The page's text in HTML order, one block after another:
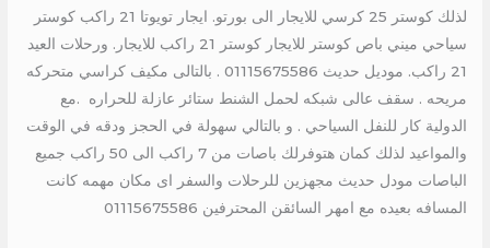
لذلك كوستر 25 كرسي للايجار الى بورتو. ايجار تويوتا 21 راكب كوستر
سياحي ميني باص كوستر للايجار كوستر 21 راكب للايجار. ورحلات العيد
21 راكب. موديل حديث 01115675586 . بالتالى مكيف كراسي متحركه
مريحه . سقف عالى شبكه لحمل الشنط ستائر عازلة للحراره .مع
الدولية كار للنفل السياحي . و بالتالي سهولة في الحجز ودقه في الوقت
والمواعيد لذلك كمان هتوفرلك باصات من 7 راكب الى 50 راكب جميع
الباصات مودل حديث مجهزين للرحلات والسفر اى مكان مهمه كانت
المسافه بعيده مع امهر السائقن المحترفين 01115675586